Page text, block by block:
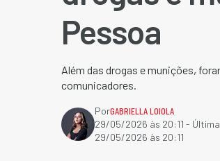
Pessoa
Além das drogas e munições,
comunicadores.
PorGABRIELLA LOIOLA
29/05/2026 às 20:11 -
29/05/2026 às 20:11